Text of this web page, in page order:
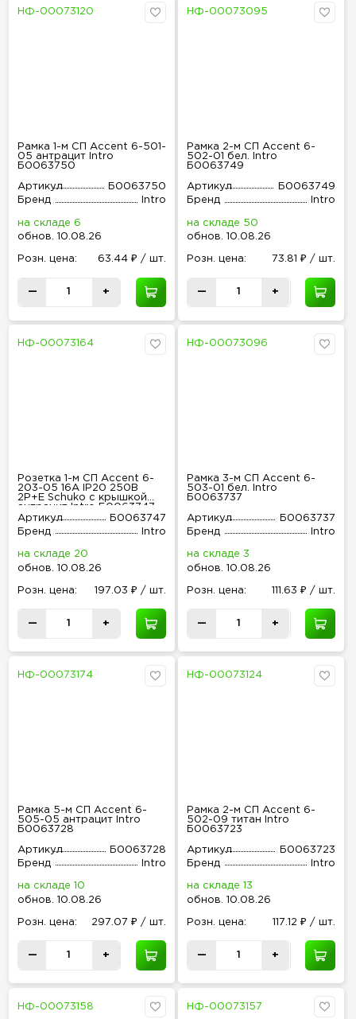
НФ-00073120
Рамка 1-м СП Accent 6-501-
05 антрацит Intro
Б0063750
Артикул
Б0063750
Бренд
Intro
на складе 6
обнов
10.08.26
Розн. цена: 63.44 ₽ / шт.
— +
НФ-00073095
Рамка 2-м СП Accent 6-
502-01 бел. Intro
Б0063749
Артикул
Б0063749
Бренд
Intro
на складе 50
обнов
10.08.26
Розн. цена: 73.81 ₽ / шт.
— +
НФ-00073164
Розетка 1-м СП Accent 6-
203-05 16А IP20 250В
2P+E Schuko с крышкой
антрацит Intro Б0063747
Артикул
Б0063747
Бренд
Intro
на складе 20
обнов
10.08.26
Розн цена: 197.03 ₽ / шт.
— +
НФ-00073096
Рамка 3-м СП Accent 6-
503-01 бел. Intro
Б0063737
Артикул
Б0063737
Бренд
Intro
на складе 3
обнов
10.08.26
Розн цена: 111.63 ₽ / шт.
— +
НФ-00073174
Рамка 5-м СП Accent 6-
505-05 антрацит Intro
Б0063728
Артикул
Б0063728
Бренд
Intro
на складе 10
обнов
10.08.26
Розн цена: 297.07 ₽ / шт.
— +
НФ-00073124
Рамка 2-м СП Accent 6-
502-09 титан Intro
Б0063723
Артикул
Б0063723
Бренд
Intro
на складе 13
обнов
10.08.26
Розн цена: 117.12 ₽ / шт.
— +
НФ-00073158 НФ-00073157